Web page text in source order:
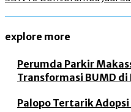
explore more
Perumda Parkir
Transformasi BUMD
Palopo Tertarik